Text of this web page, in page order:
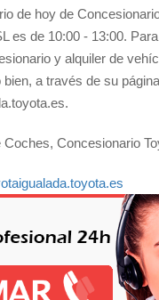
de hoy de
es de 10:00 - 13:00.
y alquiler de
bien, a través de su
Concesionario